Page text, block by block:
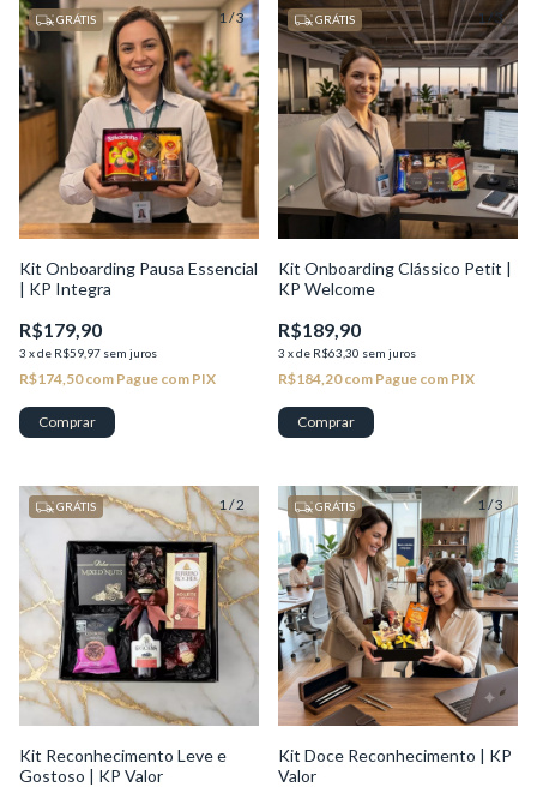
1/3
GRÁTIS
Kit Onboarding Pausa Essencial
| KP Integra
R$179,90
3 xde R$59,97 sem juros
R$174,50com Pague com PIX
1/ 3
GRÁTIS
Kit Onboarding Clássico Petit |
KP Welcome
R$189,90
3 xde R$63,30 sem juros
R$184,20com Pague com PIX
1/2
GRÁTIS
Kit Reconhecimento Leve e
Gostoso | KP Valor
1/3
GRÁTIS
Kit Doce Reconhecimento | KP
Valor